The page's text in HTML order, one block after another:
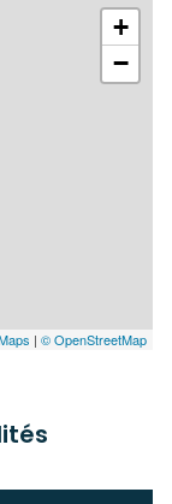
+
−
| © OpenStreetMap